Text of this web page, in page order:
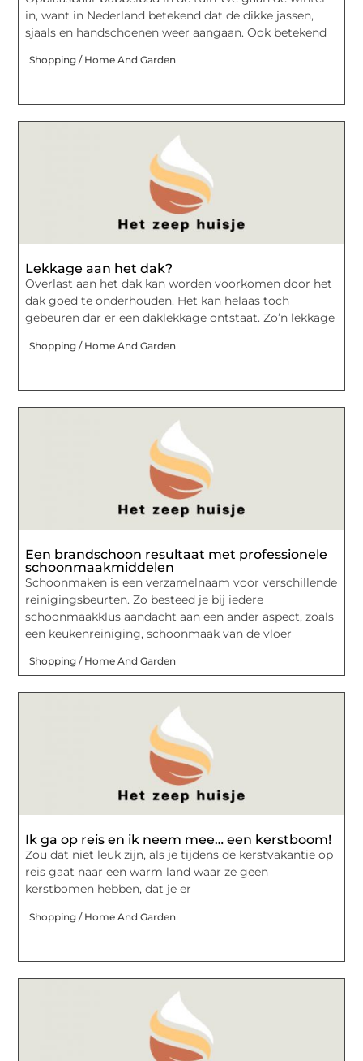
in, want in Nederland betekend dat de dikke jassen,
sjaals en handschoenen weer aangaan. Ook betekend
Shopping / Home And Garden
Lekkage aan het dak?
Overlast aan het dak kan worden voorkomen door het
dak goed te onderhouden. Het kan helaas toch
gebeuren dar er een daklekkage ontstaat. Zo’n lekkage
Shopping / Home And Garden
Een brandschoon resultaat met professionele
schoonmaakmiddelen
Schoonmaken is een verzamelnaam voor verschillende
reinigingsbeurten. Zo besteed je bij iedere
schoonmaakklus aandacht aan een ander aspect, zoals
een keukenreiniging, schoonmaak van de vloer
Shopping / Home And Garden
Ik ga op reis en ik neem mee… een kerstboom!
Zou dat niet leuk zijn, als je tijdens de kerstvakantie op
reis gaat naar een warm land waar ze geen
kerstbomen hebben, dat je er
Shopping / Home And Garden